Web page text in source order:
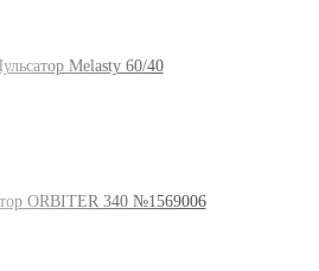
Melasty 60/40
ORBITER 340 №1569006